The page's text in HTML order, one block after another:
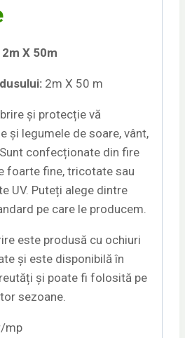
X 50m
2m X 50 m
și protecție vă
și legumele de soare, vânt,
confecționate din fire
foarte fine, tricotate sau
UV. Puteți alege dintre
pe care le producem.
este produsă cu ochiuri
și este disponibilă în
și poate fi folosită pe
sezoane.
mp